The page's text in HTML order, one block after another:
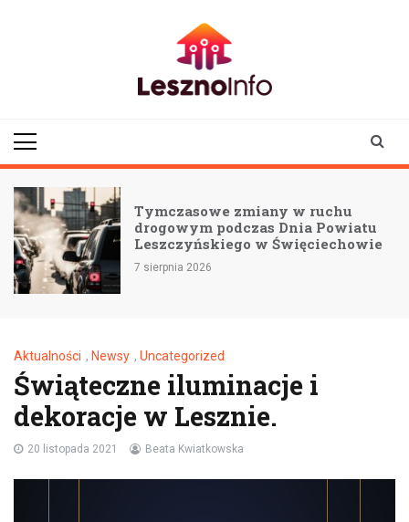
Tymczasowe zmiany w ruchu
drogowym podczas Dnia Powiatu
Leszczyńskiego w Święciechowie
7 sierpnia 2026
Aktualności , Newsy , Uncategorized
Świąteczne iluminacje i
dekoracje w Lesznie.
20 listopada 2021 Beata Kwiatkowska